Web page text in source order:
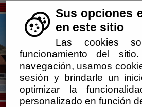
Sus opciones
en este sitio
Las cookies
funcionamiento del
navegación, usamos
sesión y brindarle un
optimizar la
personalizado en función